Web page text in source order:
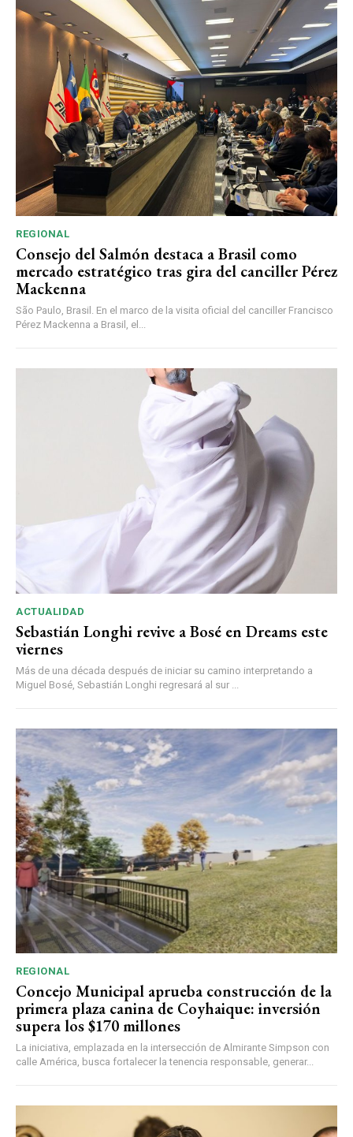
REGIONAL
Consejo del Salmón destaca a Brasil como
mercado estratégico tras gira del canciller Pérez
Mackenna
São Paulo, Brasil. En el marco de la visita oficial del canciller Francisco
Pérez Mackenna a Brasil, el...
ACTUALIDAD
Sebastián Longhi revive a Bosé en Dreams este
viernes
Más de una década después de iniciar su camino interpretando a
Miguel Bosé, Sebastián Longhi regresará al sur ...
REGIONAL
Concejo Municipal aprueba construcción de la
primera plaza canina de Coyhaique: inversión
supera los $170 millones
La iniciativa, emplazada en la intersección de Almirante Simpson con
calle América, busca fortalecer la tenencia responsable, generar...